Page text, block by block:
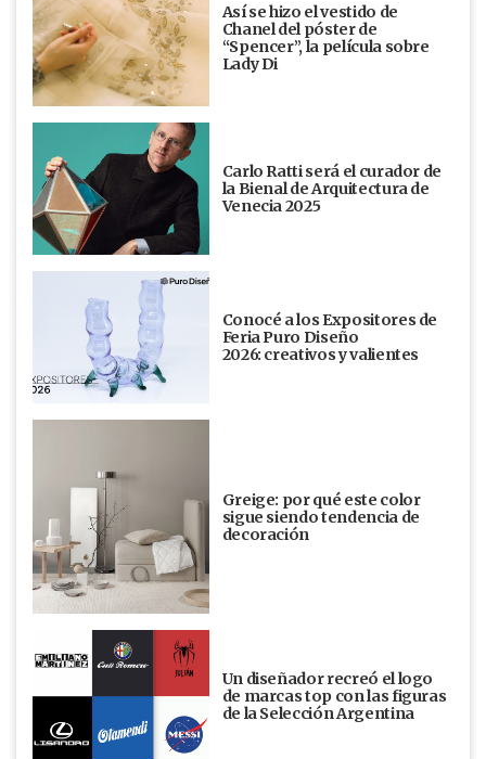
Así se hizo el vestido de
Chanel del póster de
“Spencer”, la película sobre
Lady Di
Carlo Ratti será el curador de
la Bienal de Arquitectura de
Venecia 2025
Conocé a los Expositores de
Feria Puro Diseño
2026: creativos y valientes
Greige: por qué este color
sigue siendo tendencia de
decoración
Un diseñador recreó el logo
de marcas top con las figuras
de la Selección Argentina